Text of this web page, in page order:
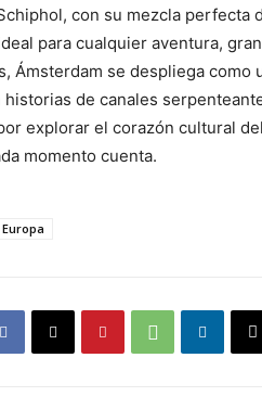
con su mezcla perfecta
para cualquier aventura,
Ámsterdam se despliega
historias de canales
explorar el corazón cultural
momento cuenta.
Europa